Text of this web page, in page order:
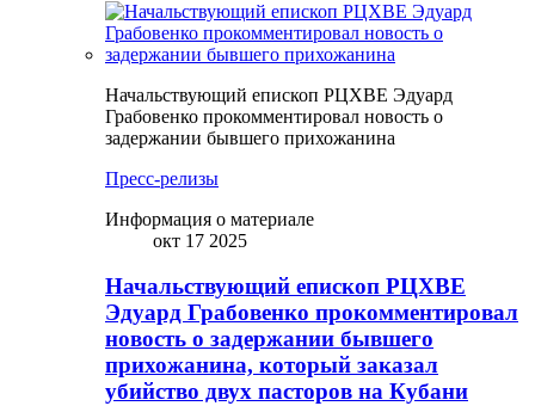
Начальствующий епископ РЦХВЕ Эдуард
Грабовенко прокомментировал новость о
задержании бывшего прихожанина
Пресс-релизы
Информация о материале
окт 17 2025
Начальствующий епископ РЦХВЕ
Эдуард Грабовенко прокомментировал
новость о задержании бывшего
прихожанина, который заказал
убийство двух пасторов на Кубани